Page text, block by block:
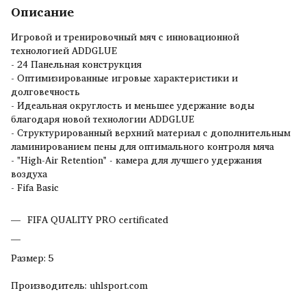
Описание
Игровой и тренировочный мяч с инновационной
технологией ADDGLUE
- 24 Панельная конструкция
- Оптимизированные игровые характеристики и
долговечность
- Идеальная округлость и меньшее удержание воды
благодаря новой технологии ADDGLUE
- Структурированный верхний материал с дополнительным
ламинированием пены для оптимального контроля мяча
- "High-Air Retention" - камера для лучшего удержания
воздуха
- Fifa Basic
FIFA QUALITY PRO certificated
Размер: 5
Производитель: uhlsport.com